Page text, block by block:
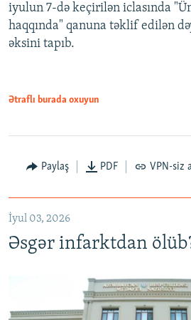
Auto 240p 360p
720p 1080p
iyulun 7-də keçirilən iclasında
haqqında" qanuna təklif edilən
əksini tapıb.
Ətraflı burada oxuyun
Paylaş PDF VPN-siz
İyul 03, 2026
Əsgər infarktdan